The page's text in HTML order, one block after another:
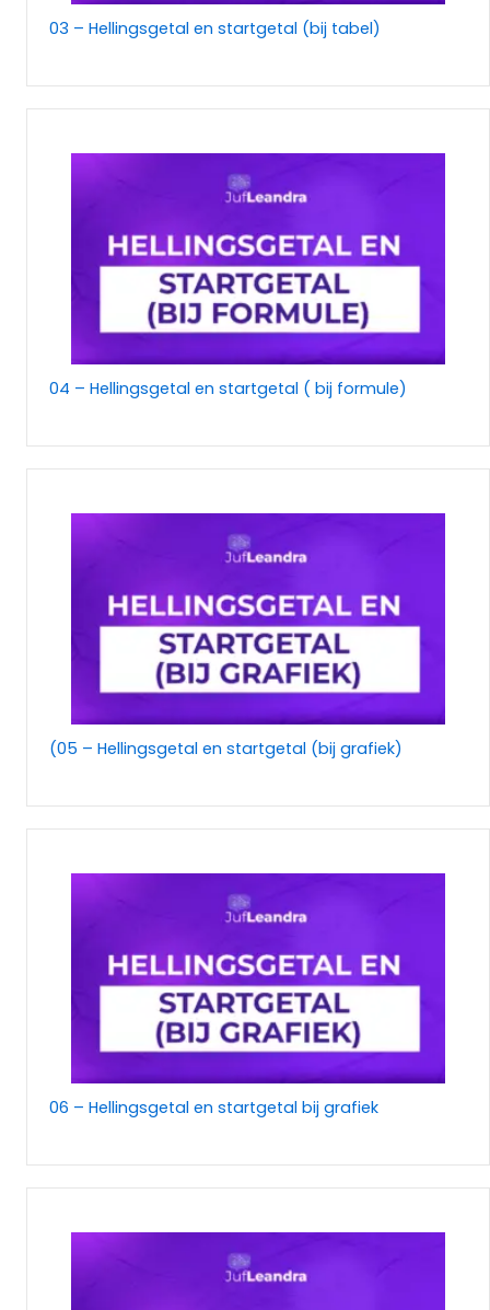
03 – Hellingsgetal en startgetal (bij tabel)
04 – Hellingsgetal en startgetal ( bij formule)
(05 – Hellingsgetal en startgetal (bij grafiek)
06 – Hellingsgetal en startgetal bij grafiek